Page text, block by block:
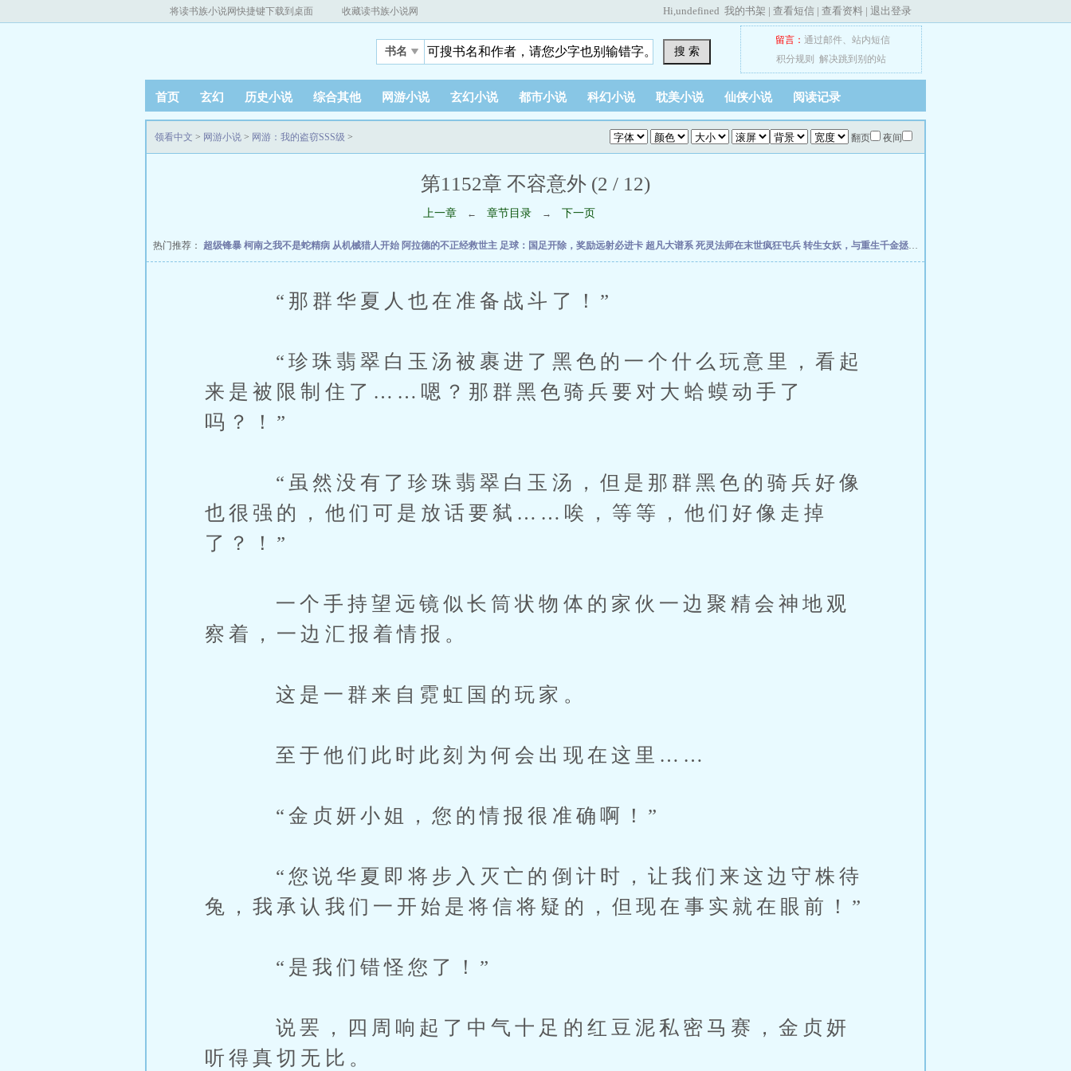
将读书族小说网快捷键下载到桌面 收藏读书族小说网 Hi,undefined 我的书架 | 查看短信 | 查看资料 | 退出登录
书名 搜 索
留言： 通过邮件、 站内短信
积分规则
解决跳到别的站
首页 玄幻 历史小说 综合其他 网游小说 玄幻小说 都市小说 科幻小说 耽美小说 仙侠小说 阅读记录
翻页 夜间
领看中文 > 网游小说 > 网游：我的盗窃SSS级 >
第1152章 不容意外 (2 / 12)
上一章 ← 章节目录 → 下一页
热门推荐： 超级锋暴 柯南之我不是蛇精病 从机械猎人开始 阿拉德的不正经救世主 足球：国足开除，奖励远射必进卡 超凡大谱系 死灵法师在末世疯狂屯兵 转生女妖，与重生千金拯救世界
“那群华夏人也在准备战斗了！”
“珍珠翡翠白玉汤被裹进了黑色的一个什么玩意里，看起
来是被限制住了……嗯？那群黑色骑兵要对大蛤蟆动手了
吗？！”
“虽然没有了珍珠翡翠白玉汤，但是那群黑色的骑兵好像
也很强的，他们可是放话要弑……唉，等等，他们好像走掉
了？！”
一个手持望远镜似长筒状物体的家伙一边聚精会神地观
察着，一边汇报着情报。
这是一群来自霓虹国的玩家。
至于他们此时此刻为何会出现在这里……
“金贞妍小姐，您的情报很准确啊！”
“您说华夏即将步入灭亡的倒计时，让我们来这边守株待
兔，我承认我们一开始是将信将疑的，但现在事实就在眼前！”
“是我们错怪您了！”
说罢，四周响起了中气十足的红豆泥私密马赛，金贞妍
听得真切无比。